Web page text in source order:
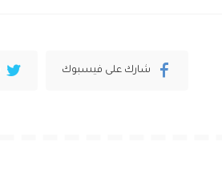
شارك على فيسبوك